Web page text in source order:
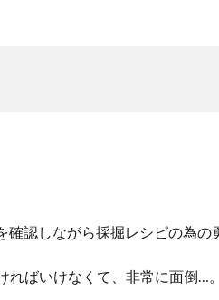
認しながら採掘レシピの為の
ばいけなくて、非常に面倒…。